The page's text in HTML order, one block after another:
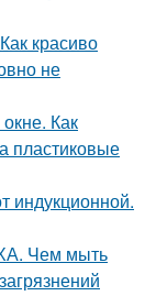
красиво
не
Как
пластиковые
индукционной.
Чем мыть